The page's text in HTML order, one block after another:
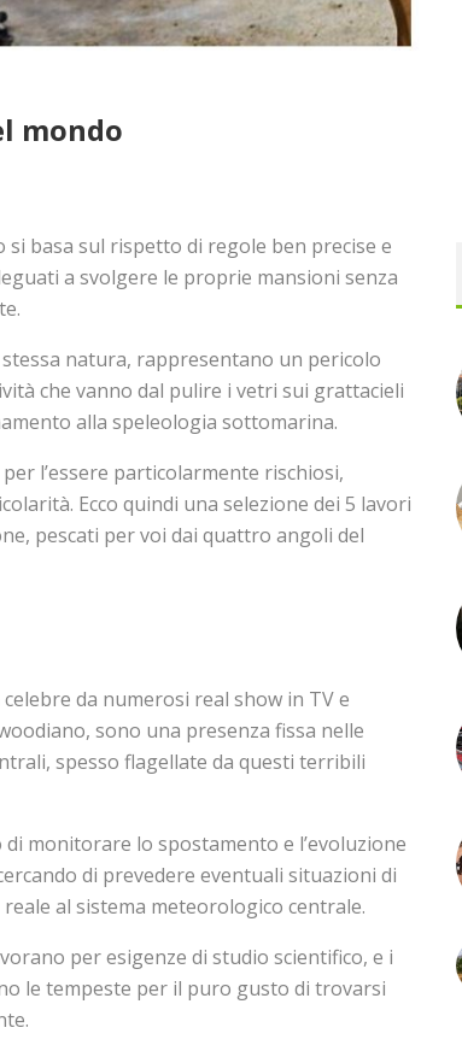
mondo
si basa sul rispetto di regole ben precise e
a svolgere le proprie mansioni senza
natura, rappresentano un pericolo
che vanno dal pulire i vetri sui grattacieli
alla speleologia sottomarina.
l’essere particolarmente rischiosi,
Ecco quindi una selezione dei 5 lavori
pescati per voi dai quattro angoli del
da numerosi real show in TV e
sono una presenza fissa nelle
spesso flagellate da questi terribili
monitorare lo spostamento e l’evoluzione
di prevedere eventuali situazioni di
al sistema meteorologico centrale.
per esigenze di studio scientifico, e i
le tempeste per il puro gusto di trovarsi